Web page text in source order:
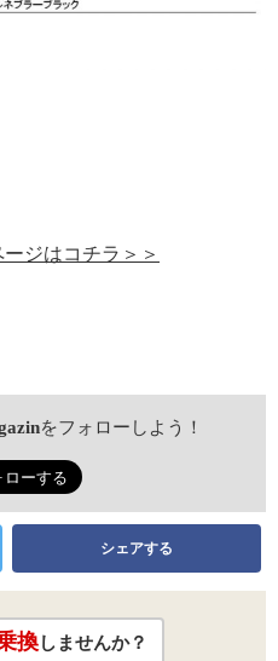
ジはコチラ＞＞
をフォローしよう！
シェアする
換しませんか？